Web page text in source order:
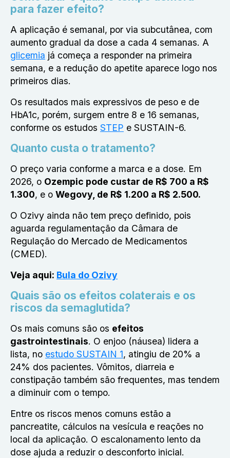
para fazer efeito?
A aplicação é semanal, por via subcutânea, com
aumento gradual da dose a cada 4 semanas. A
glicemia já começa a responder na primeira
semana, e a redução do apetite aparece logo nos
primeiros dias.
Os resultados mais expressivos de peso e de
HbA1c, porém, surgem entre 8 e 16 semanas,
conforme os estudos STEP e SUSTAIN-6.
Quanto custa o tratamento?
O preço varia conforme a marca e a dose. Em
2026, o Ozempic pode custar de R$ 700 a R$
1.300, e o Wegovy, de R$ 1.200 a R$ 2.500.
O Ozivy ainda não tem preço definido, pois
aguarda regulamentação da Câmara de
Regulação do Mercado de Medicamentos
(CMED).
Veja aqui: Bula do Ozivy
Quais são os efeitos colaterais e os
riscos da semaglutida?
Os mais comuns são os efeitos
gastrointestinais. O enjoo (náusea) lidera a
lista, no estudo SUSTAIN 1, atingiu de 20% a
24% dos pacientes. Vômitos, diarreia e
constipação também são frequentes, mas tendem
a diminuir com o tempo.
Entre os riscos menos comuns estão a
pancreatite, cálculos na vesícula e reações no
local da aplicação. O escalonamento lento da
dose ajuda a reduzir o desconforto inicial.